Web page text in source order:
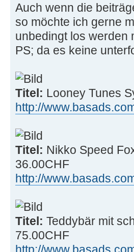
Auch wenn die
so möchte ich gerne
unbedingt los werden
PS; da es keine
Titel: Looney Tunes
http://
Titel: Nikko Speed
36.00CHF
http://
Titel: Teddybär mit
75.00CHF
http://